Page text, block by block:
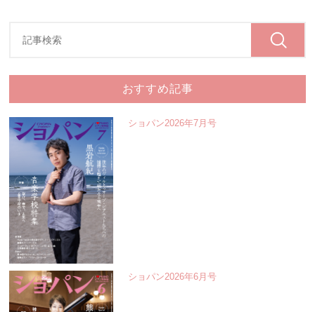
おすすめ記事
ショパン2026年7月号
ショパン2026年6月号